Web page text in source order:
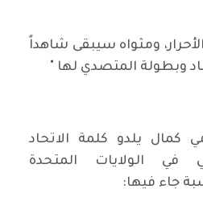
ومثواه سيبقى شاهداً
وبطولة المتصدي لها "
كمال يلدو كلمة الاتحاد
في الولايات المتحدة
جاء فيها: